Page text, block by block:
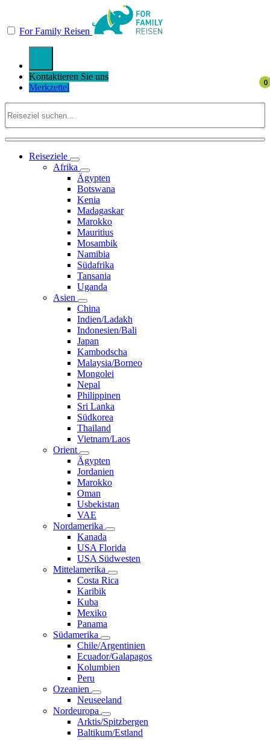
For Family Reisen
Kontaktieren Sie uns
Merkzettel
Reiseziele
Afrika
Ägypten
Botswana
Kenia
Madagaskar
Marokko
Mauritius
Mosambik
Namibia
Südafrika
Tansania
Uganda
Asien
China
Indien/Ladakh
Indonesien/Bali
Japan
Kambodscha
Malaysia/Borneo
Mongolei
Nepal
Philippinen
Sri Lanka
Südkorea
Thailand
Vietnam/Laos
Orient
Ägypten
Jordanien
Marokko
Oman
Usbekistan
VAE
Nordamerika
Kanada
USA Florida
USA Südwesten
Mittelamerika
Costa Rica
Karibik
Kuba
Mexiko
Panama
Südamerika
Chile/Argentinien
Ecuador/Galapagos
Kolumbien
Peru
Ozeanien
Neuseeland
Nordeuropa
Arktis/Spitzbergen
Baltikum/Estland